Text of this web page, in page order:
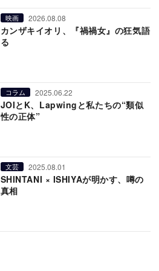
映画 2026.08.08
カンザキイオリ、『禍禍女』の狂気語
る
コラム 2025.06.22
JOIとK、Lapwingと私たちの“類似
性の正体”
文芸 2025.08.01
SHINTANI × ISHIYAが明かす、噂の
真相